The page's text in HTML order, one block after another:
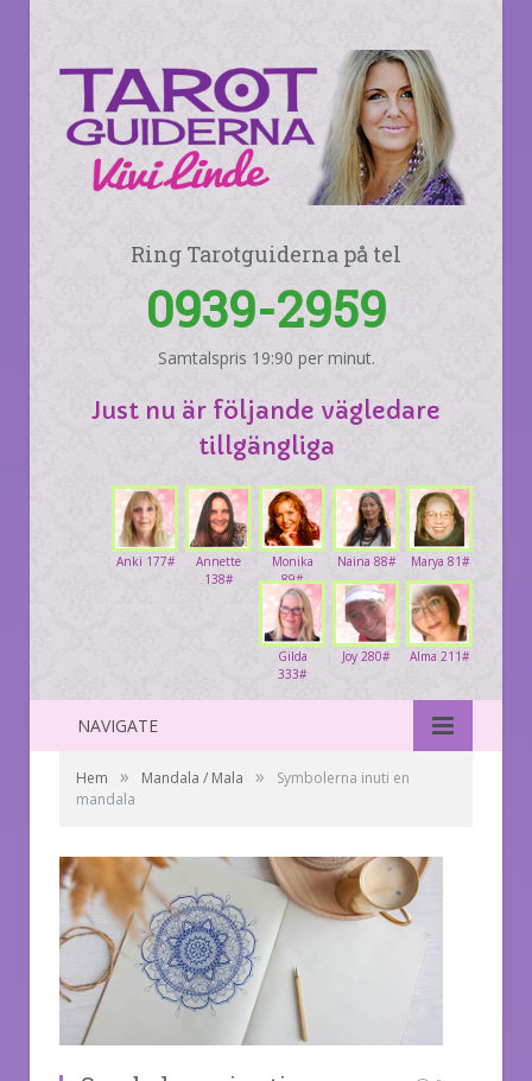
Ring Tarotguiderna på tel
0939-2959
Samtalspris 19:90 per minut.
Just nu är följande vägledare
tillgängliga
Marya 81#
Naina 88#
Monika
89#
Annette
138#
Anki 177#
Alma 211#
Joy 280#
Gilda
333#
NAVIGATE
Hem » Mandala / Mala »
Symbolerna inuti en
mandala